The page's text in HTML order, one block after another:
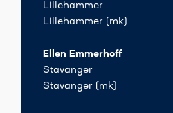
Lillehammer
Lillehammer (mk)
Ellen Emmerhoff
Stavanger
Stavanger (mk)